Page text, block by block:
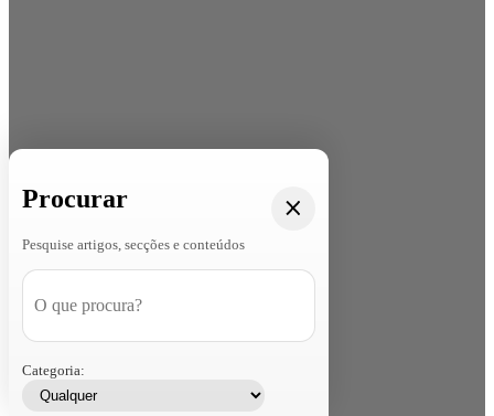
Procurar
Pesquise artigos, secções e conteúdos
Categoria: